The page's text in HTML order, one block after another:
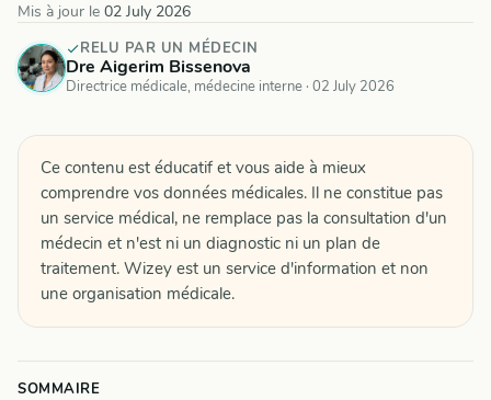
Mis à jour le 02 July 2026
RELU PAR UN MÉDECIN
Dre Aigerim Bissenova
Directrice médicale, médecine interne · 02 July 2026
Ce contenu est éducatif et vous aide à mieux
comprendre vos données médicales. Il ne constitue pas
un service médical, ne remplace pas la consultation d'un
médecin et n'est ni un diagnostic ni un plan de
traitement. Wizey est un service d'information et non
une organisation médicale.
SOMMAIRE